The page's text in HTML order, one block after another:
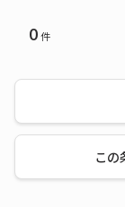
0件
この